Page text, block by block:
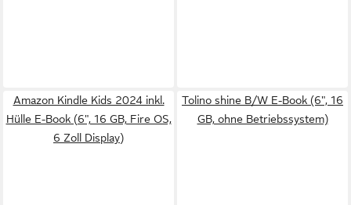
Amazon Kindle Kids 2024 inkl.
Hülle E-Book (6", 16 GB, Fire OS,
6 Zoll Display)
Tolino shine B/W E-Book (6", 16
GB, ohne Betriebssystem)